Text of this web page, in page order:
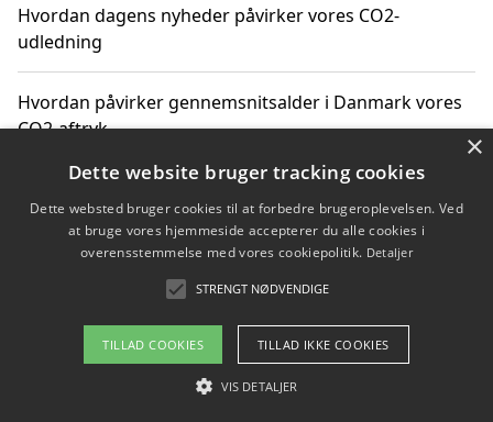
Hvordan dagens nyheder påvirker vores CO2-
udledning
Hvordan påvirker gennemsnitsalder i Danmark vores
CO2-aftryk
Hvordan nyheder om CO2-udledning påvirker vores
hverdag
Om / kontakt
Blog Betingelser
×
Dette website bruger tracking cookies
Dette websted bruger cookies til at forbedre brugeroplevelsen. Ved
at bruge vores hjemmeside accepterer du alle cookies i
overensstemmelse med vores cookiepolitik. Detaljer
STRENGT NØDVENDIGE
TILLAD COOKIES TILLAD IKKE COOKIES
VIS DETALJER